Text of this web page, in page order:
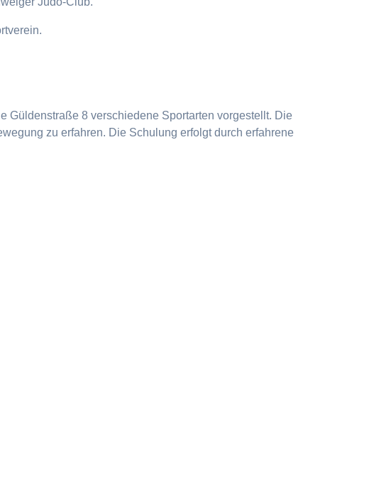
Güldenstraße 8 verschiedene Sportarten vorgestellt. Die
zu erfahren. Die Schulung erfolgt durch erfahrene